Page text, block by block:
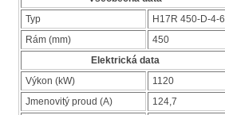
Typ
H17R 450-D-4-6
Rám (mm)
450
Elektrická data
Výkon (kW)
1120
Jmenovitý proud (A)
124,7